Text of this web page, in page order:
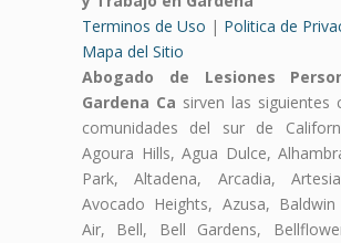
Terminos de Uso | Politica de
Mapa del Sitio
Abogado de Lesiones
Gardena Ca sirven las siguientes
comunidades del sur de
Agoura Hills, Agua Dulce,
Park, Altadena, Arcadia,
Avocado Heights, Azusa,
Air, Bell, Bell Gardens,